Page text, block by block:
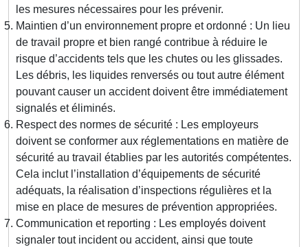
les mesures nécessaires pour les prévenir.
Maintien d’un environnement propre et ordonné : Un lieu
de travail propre et bien rangé contribue à réduire le
risque d’accidents tels que les chutes ou les glissades.
Les débris, les liquides renversés ou tout autre élément
pouvant causer un accident doivent être immédiatement
signalés et éliminés.
Respect des normes de sécurité : Les employeurs
doivent se conformer aux réglementations en matière de
sécurité au travail établies par les autorités compétentes.
Cela inclut l’installation d’équipements de sécurité
adéquats, la réalisation d’inspections régulières et la
mise en place de mesures de prévention appropriées.
Communication et reporting : Les employés doivent
signaler tout incident ou accident, ainsi que toute